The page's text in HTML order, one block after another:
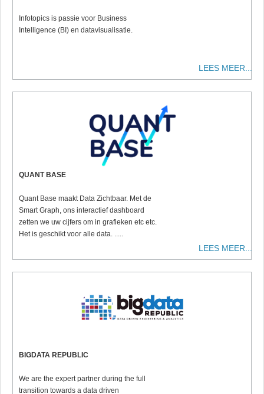
Infotopics is passie voor Business
Intelligence (BI) en datavisualisatie.
LEES MEER...
QUANT BASE
Quant Base maakt Data Zichtbaar. Met de
Smart Graph, ons interactief dashboard
zetten we uw cijfers om in grafieken etc etc.
Het is geschikt voor alle data. .....
LEES MEER...
BIGDATA REPUBLIC
We are the expert partner during the full
transition towards a data driven